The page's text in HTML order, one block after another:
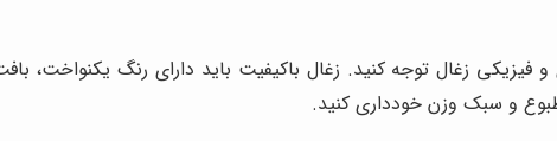
فیزیکی زغال توجه کنید. زغال باکیفیت باید دارای رنگ
و سبک وزن خودداری کنید.